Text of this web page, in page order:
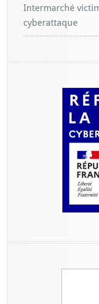
Intermarché
cyberattaque